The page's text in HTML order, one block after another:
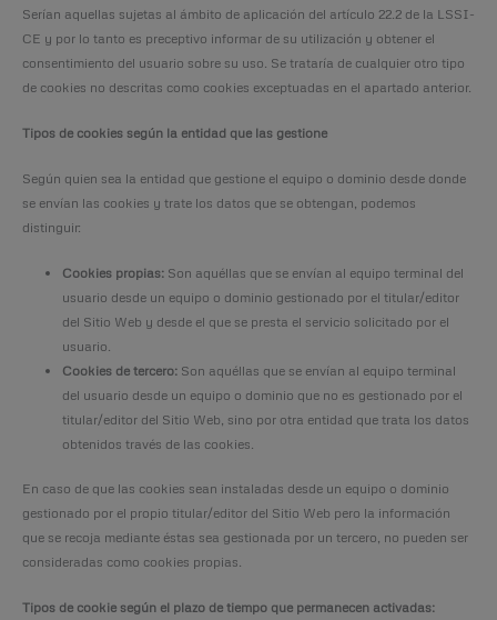
Serían aquellas sujetas al ámbito de aplicación del artículo 22.2 de la LSSI-
CE y por lo tanto es preceptivo informar de su utilización y obtener el
consentimiento del usuario sobre su uso. Se trataría de cualquier otro tipo
de cookies no descritas como cookies exceptuadas en el apartado anterior.
Tipos de cookies según la entidad que las gestione
Según quien sea la entidad que gestione el equipo o dominio desde donde
se envían las cookies y trate los datos que se obtengan, podemos
distinguir:
Cookies propias: Son aquéllas que se envían al equipo terminal del
usuario desde un equipo o dominio gestionado por el titular/editor
del Sitio Web y desde el que se presta el servicio solicitado por el
usuario.
Cookies de tercero: Son aquéllas que se envían al equipo terminal
del usuario desde un equipo o dominio que no es gestionado por el
titular/editor del Sitio Web, sino por otra entidad que trata los datos
obtenidos través de las cookies.
En caso de que las cookies sean instaladas desde un equipo o dominio
gestionado por el propio titular/editor del Sitio Web pero la información
que se recoja mediante éstas sea gestionada por un tercero, no pueden ser
consideradas como cookies propias.
Tipos de cookie según el plazo de tiempo que permanecen activadas: